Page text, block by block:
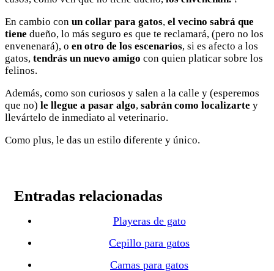
En cambio con un collar para gatos, el vecino sabrá que
tiene dueño, lo más seguro es que te reclamará, (pero no los
envenenará), o en otro de los escenarios, si es afecto a los
gatos, tendrás un nuevo amigo con quien platicar sobre los
felinos.
Además, como son curiosos y salen a la calle y (esperemos
que no) le llegue a pasar algo, sabrán como localizarte y
llevártelo de inmediato al veterinario.
Como plus, le das un estilo diferente y único.
Entradas relacionadas
Playeras de gato
Cepillo para gatos
Camas para gatos